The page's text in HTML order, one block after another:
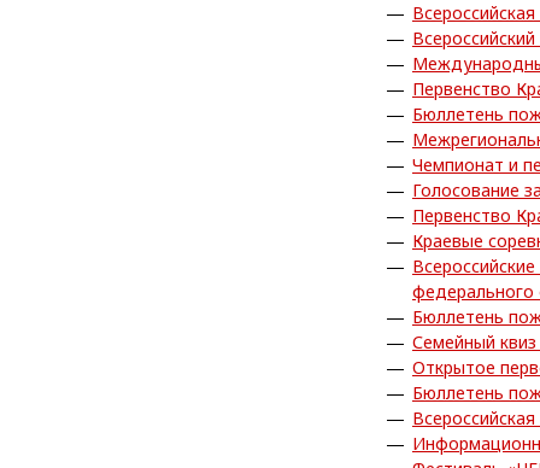
Первенство
Бюллетень
Чемпионат и
Голосование
Первенство
Краевые
федерального
Бюллетень
Семейный
Открытое
Бюллетень